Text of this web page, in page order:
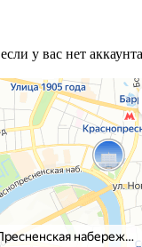
если у вас нет